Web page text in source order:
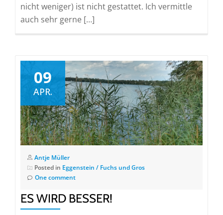
nicht weniger) ist nicht gestattet. Ich vermittle
auch sehr gerne […]
09
APR.
Antje Müller
Posted in Eggenstein / Fuchs und Gros
One comment
ES WIRD BESSER!